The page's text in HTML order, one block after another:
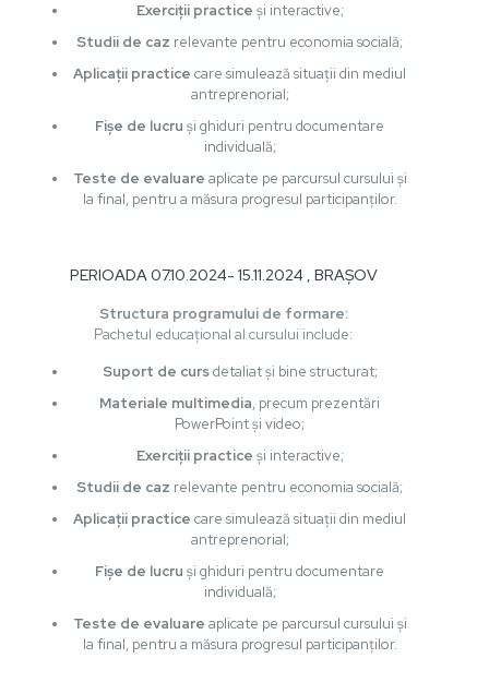
Exerciții practice și interactive;
Studii de caz relevante pentru economia socială;
Aplicații practice care simulează situații din mediul
antreprenorial;
Fișe de lucru și ghiduri pentru documentare
individuală;
Teste de evaluare aplicate pe parcursul cursului și
la final, pentru a măsura progresul participanților.
PERIOADA 07.10.2024- 15.11.2024 , BRAȘOV
Structura programului de formare:
Pachetul educațional al cursului include:
Suport de cursdetaliat și bine structurat;
Materiale multimedia, precum prezentări
PowerPoint și video;
Exerciții practice și interactive;
Studii de caz relevante pentru economia socială;
Aplicații practice care simulează situații din mediul
antreprenorial;
Fișe de lucru și ghiduri pentru documentare
individuală;
Teste de evaluare aplicate pe parcursul cursului și
la final, pentru a măsura progresul participanților.